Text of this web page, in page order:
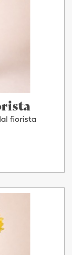
fiorista